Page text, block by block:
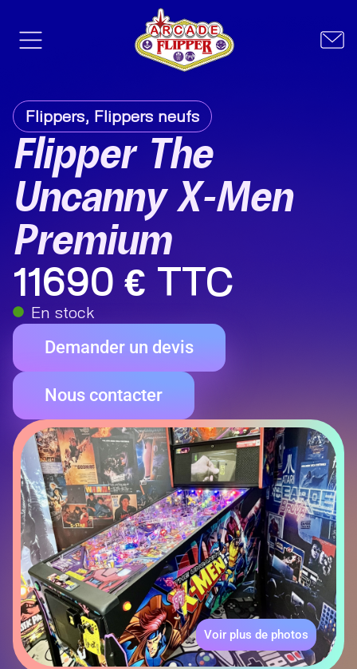
Flippers, Flippers neufs
Flipper The
Uncanny X-Men
Premium
11690 € TTC
En stock
Demander un devis
Nous contacter
Voir plus de photos